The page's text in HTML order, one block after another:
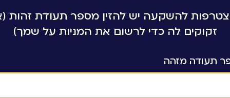
להשקעה יש להזין מספר תעודת זהות
זקוקים לה כדי לרשום את המניות על שמך)
תעודה מזהה